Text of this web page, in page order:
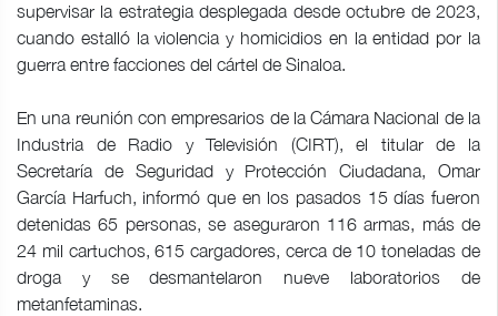
supervisar la estrategia desplegada desde octubre de 2023,
cuando estalló la violencia y homicidios en la entidad por la
guerra entre facciones del cártel de Sinaloa.
En una reunión con empresarios de la Cámara Nacional de la
Industria de Radio y Televisión (CIRT), el titular de la
Secretaría de Seguridad y Protección Ciudadana, Omar
García Harfuch, informó que en los pasados 15 días fueron
detenidas 65 personas, se aseguraron 116 armas, más de
24 mil cartuchos, 615 cargadores, cerca de 10 toneladas de
droga y se desmantelaron nueve laboratorios de
metanfetaminas.